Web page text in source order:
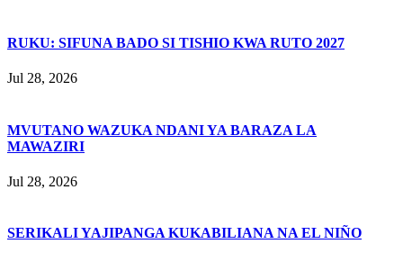
RUKU: SIFUNA BADO SI TISHIO KWA RUTO 2027
Jul 28, 2026
MVUTANO WAZUKA NDANI YA BARAZA LA
MAWAZIRI
Jul 28, 2026
SERIKALI YAJIPANGA KUKABILIANA NA EL NIÑO